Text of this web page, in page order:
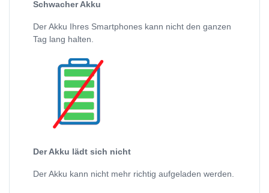
Schwacher Akku
Der Akku Ihres Smartphones kann nicht den ganzen
Tag lang halten.
Der Akku lädt sich nicht
Der Akku kann nicht mehr richtig aufgeladen werden.